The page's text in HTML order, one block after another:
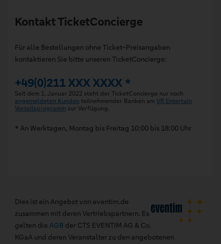
Kontakt TicketConcierge
Für alle Bestellungen ohne Ticket-Preisangaben
kontaktieren Sie bitte unseren TicketConcierge:
+49(0)211 XXX XXXX *
Seit dem 1. Januar 2022 steht der TicketConcierge nur noch
angemeldeten Kunden teilnehmender Banken am VR Entertain
Vorteilsprogramm zur Verfügung.
* An Werktagen, Montag bis Freitag 10:00 bis 18:00 Uhr
Dies ist ein Angebot von eventim.de
zusammen mit deren Vertriebspartnern. Es
gelten die AGB der CTS EVENTIM AG & Co.
KGaA und deren Veranstalter zu den angebotenen